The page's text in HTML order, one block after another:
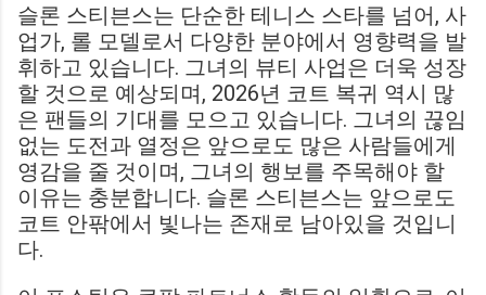
슬론 스티븐스는 단순한 테니스 스타를 넘어, 사
업가, 롤 모델로서 다양한 분야에서 영향력을 발
휘하고 있습니다. 그녀의 뷰티 사업은 더욱 성장
할 것으로 예상되며, 2026년 코트 복귀 역시 많
은 팬들의 기대를 모으고 있습니다. 그녀의 끊임
없는 도전과 열정은 앞으로도 많은 사람들에게
영감을 줄 것이며, 그녀의 행보를 주목해야 할
이유는 충분합니다. 슬론 스티븐스는 앞으로도
코트 안팎에서 빛나는 존재로 남아있을 것입니
다.